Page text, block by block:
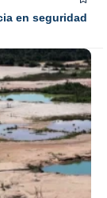
en seguridad